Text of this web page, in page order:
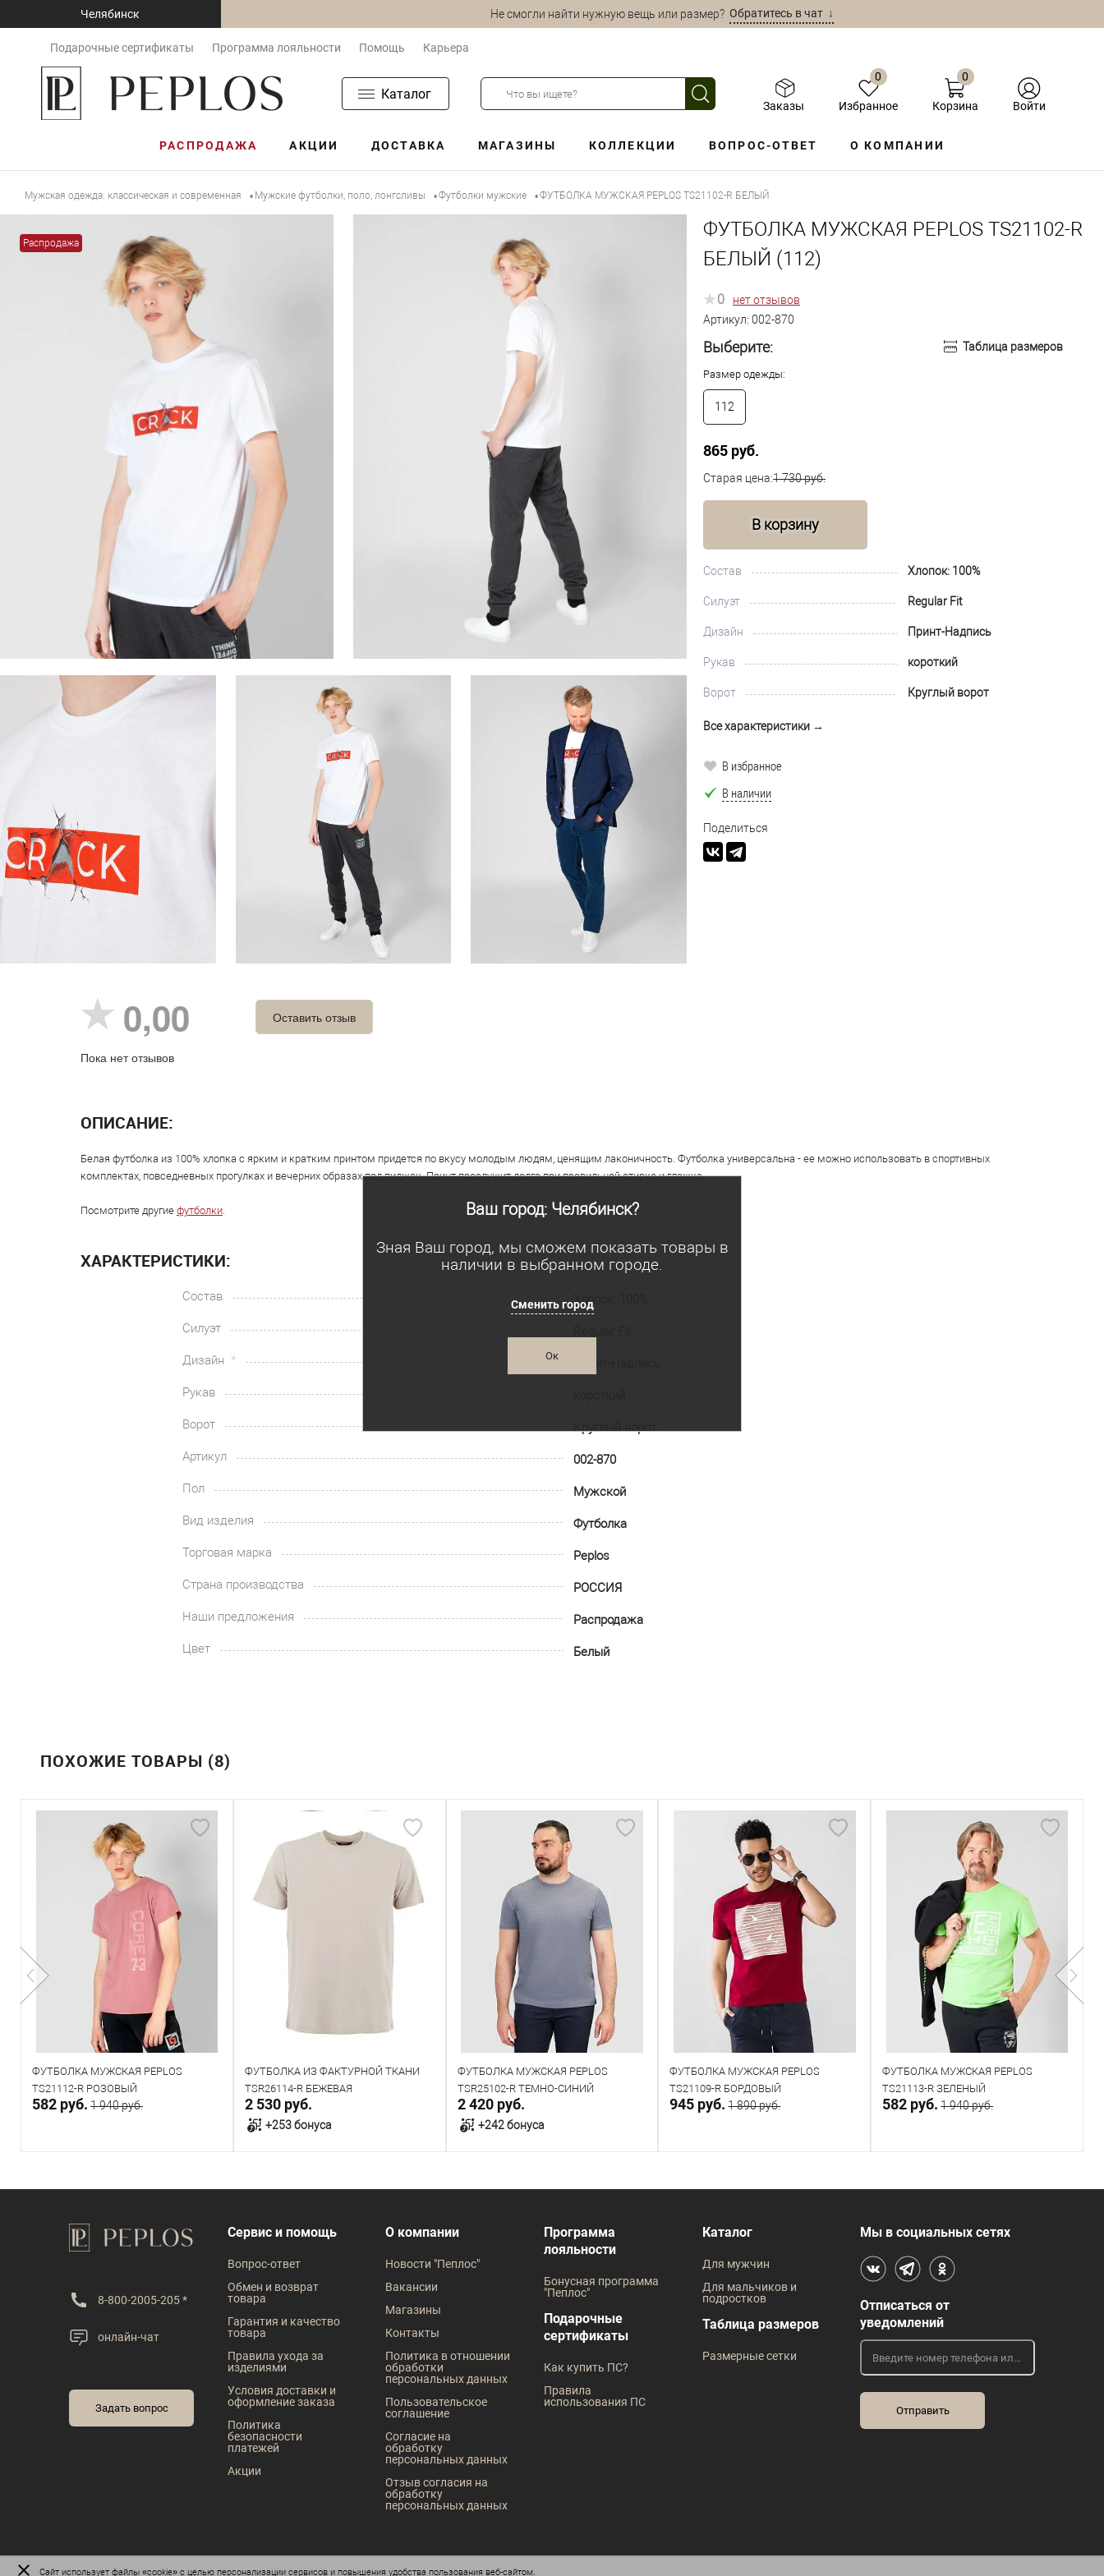
Челябинск
Ваш город: Челябинск?
Зная Ваш город, мы сможем показать товары в
наличии в выбранном городе.
Сменить город
Ок
Не смогли найти нужную вещь или размер?Обратитесь в чат ↓
Подарочные сертификаты Программа лояльности Помощь Карьера
Каталог
Заказы
0
Избранное
0
Корзина Войти
РАСПРОДАЖА АКЦИИ ДОСТАВКА МАГАЗИНЫ КОЛЛЕКЦИИ ВОПРОС-ОТВЕТ О КОМПАНИИ
Мужская одежда: классическая и современная • Мужские футболки, поло, лонгсливы •Футболки мужские •ФУТБОЛКА МУЖСКАЯ PEPLOS TS21102-R БЕЛЫЙ
Распродажа
ФУТБОЛКА МУЖСКАЯ PEPLOS TS21102-R
БЕЛЫЙ (112)
0
нет отзывов
Артикул: 002-870
Выберите: Таблица размеров
Размер одежды:
112
865 руб.
Старая цена:1 730 руб.
В корзину
Состав Хлопок: 100%
Силуэт Regular Fit
Дизайн Принт-Надпись
Рукав короткий
Ворот Круглый ворот
Все характеристики →
В избранное
В наличии
Поделиться
0,00
Пока нет отзывов
Оставить отзыв
ОПИСАНИЕ:
Белая футболка из 100% хлопка с ярким и кратким принтом придется по вкусу молодым людям, ценящим лаконичность. Футболка универсальна - ее можно использовать в спортивных
комплектах, повседневных прогулках и вечерних образах под пиджак. Принт прослужит долго при правильной стирке и глажке.
Посмотрите другие футболки.
ХАРАКТЕРИСТИКИ:
Состав
Хлопок: 100%
Силуэт
Дизайн
Рукав
Ворот
Круглый ворот
Артикул
002-870
Пол
Мужской
Вид изделия
Футболка
Торговая марка
Peplos
Страна производства
РОССИЯ
Наши предложения
Распродажа
Цвет
Белый
ПОХОЖИЕ ТОВАРЫ (8)
ФУТБОЛКА МУЖСКАЯ PEPLOS
TS21112-R РОЗОВЫЙ
582 руб. 1 940 руб.
В корзину
В наличии
Таблица размеров
ФУТБОЛКА ИЗ ФАКТУРНОЙ ТКАНИ
TSR26114-R БЕЖЕВАЯ
2 530 руб.
+253 бонуса
В корзину
В наличии
96
ФУТБОЛКА МУЖСКАЯ PEPLOS
TSR25102-R ТЕМНО-СИНИЙ
2 420 руб.
+242 бонуса
В корзину
Таблица размеров
ФУТБОЛКА МУЖСКАЯ PEPLOS
TS21109-R БОРДОВЫЙ
945 руб. 1 890 руб.
В корзину
В наличии
ФУТБОЛКА МУЖСКАЯ PEPLOS
TS21113-R ЗЕЛЕНЫЙ
582 руб. 1 940 руб.
В корзину
В наличии
Размер одежды
96 104
8-800-2005-205 *
онлайн-чат
Задать вопрос
Сервис и помощь
Вопрос-ответ
Обмен и возврат
товара
Гарантия и качество
товара
Правила ухода за
изделиями
Условия доставки и
оформление заказа
Политика
безопасности
платежей
Акции
О компании
Новости "Пеплос"
Вакансии
Магазины
Контакты
Политика в отношении
обработки
персональных данных
Пользовательское
соглашение
Согласие на
обработку
персональных данных
Отзыв согласия на
обработку
персональных данных
Программа
лояльности
Бонусная программа
"Пеплос"
Подарочные
сертификаты
Как купить ПС?
Правила
использования ПС
Каталог
Для мужчин
Для мальчиков и
подростков
Таблица размеров
Размерные сетки
Мы в социальных сетях
Отписаться от
уведомлений
Сайт использует файлы «cookie» с целью персонализации сервисов и повышения удобства пользования веб-сайтом.